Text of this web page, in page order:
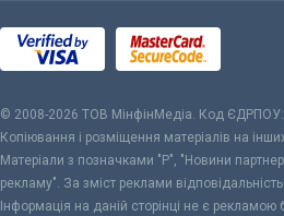
© 2008-2026 ТОВ МiнфiнМедiа. Код ЄДРПОУ:
Копіювання і розміщення матеріалів на
Матеріали з позначками "Р", "Новини
рекламу". За зміст реклами
Інформація на даній сторінці не є